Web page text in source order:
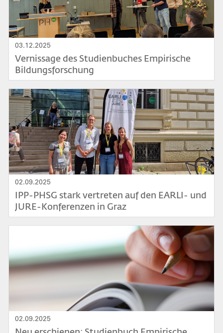
03.12.2025
Vernissage des Studienbuches Empirische
Bildungsforschung
Bild
02.09.2025
IPP-PHSG stark vertreten auf den EARLI- und
JURE-Konferenzen in Graz
02.09.2025